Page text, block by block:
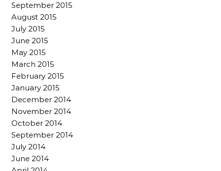
September 2015
August 2015
July 2015
June 2015
May 2015
March 2015
February 2015
January 2015
December 2014
November 2014
October 2014
September 2014
July 2014
June 2014